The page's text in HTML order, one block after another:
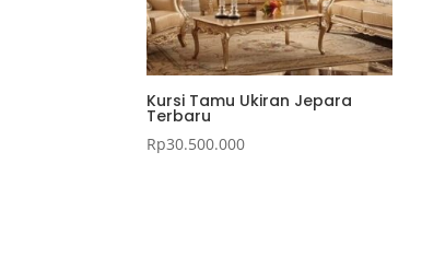
Kursi Tamu Ukiran Jepara
Terbaru
Rp30.500.000